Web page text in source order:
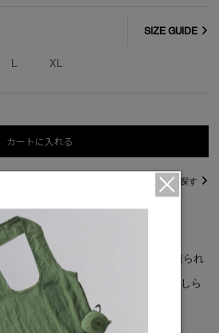
L XL
SIZE GUIDE
カートに入れる
直営店在庫を探す
、スロープからキャビンまで快適に着られ
ラーブロッキングのディテールをあしら
ています。